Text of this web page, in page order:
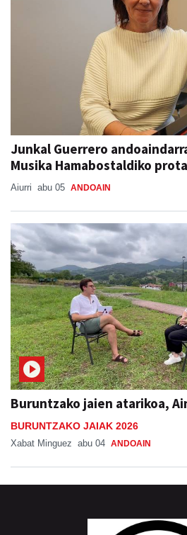
Junkal Guerrero
Musika Hamabostaldiko
Aiurri abu 05 ANDOAIN
Buruntzako jaien atarikoa,
BURUNTZAKO JAIAK 2026
Xabat Minguez abu 04 ANDOAIN